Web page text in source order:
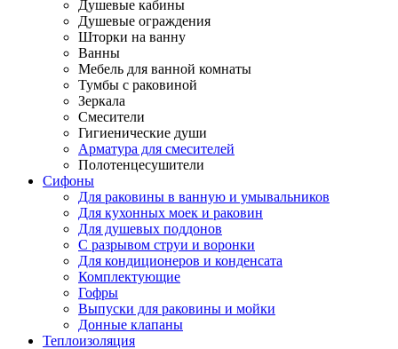
Душевые кабины
Душевые ограждения
Шторки на ванну
Ванны
Мебель для ванной комнаты
Тумбы с раковиной
Зеркала
Смесители
Гигиенические души
Арматура для смесителей
Полотенцесушители
Сифоны
Для раковины в ванную и умывальников
Для кухонных моек и раковин
Для душевых поддонов
С разрывом струи и воронки
Для кондиционеров и конденсата
Комплектующие
Гофры
Выпуски для раковины и мойки
Донные клапаны
Теплоизоляция